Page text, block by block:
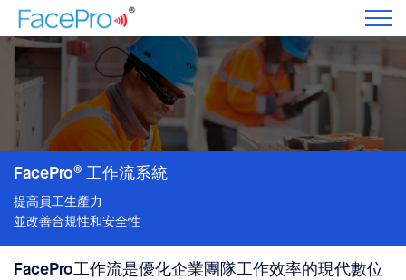
FacePro® 工作流系統
提高員工生產力
並改善合規性和安全性
FacePro工作流是優化企業團隊工作效率的現代數位